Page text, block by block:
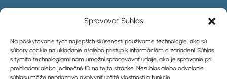
Spravovať Súhlas
Na poskytovanie tých najlepších skúseností používame technológie, ako sú
súbory cookie na ukladanie a/alebo prístup k informáciám o zariadení. Súhlas
s týmito technológiami nám umožní spracovávať údaje, ako je správanie pri
prehliadaní alebo jedinečné ID na tejto stránke. Nesúhlas alebo odvolanie
súhlasu môže nepriaznivo ovplyvniť určité vlastnosti a funkcie.
HISTÓRIA
KALENDÁR
KONTAKT